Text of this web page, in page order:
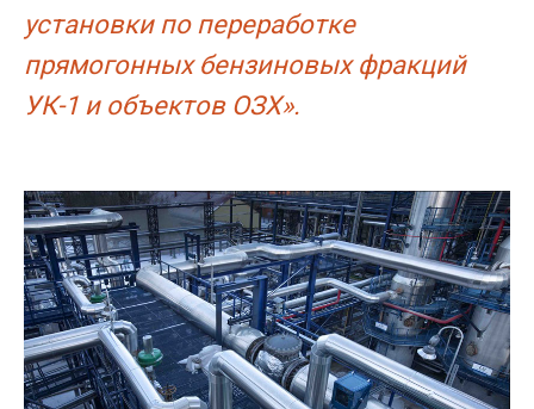
установки по переработке
прямогонных бензиновых фракций
УК-1 и объектов ОЗХ».